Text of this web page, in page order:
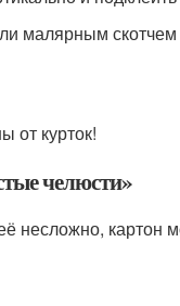
малярным
от курток!
челюсти»
несложно, картон